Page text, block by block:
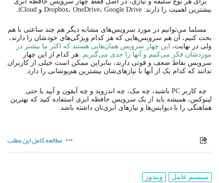
بیشترین اهمیت را دارند: Dropbox، OneDrive، Google Drive و iCloud.
مسلما می‌توانیم در مورد سرویس‌های مشابه دیگر هم چند ساعتی با هم
بحث کنیم، آن هم سرویس‌هایی که هر کدام ویژگی‌های خودشان را دارند،
ولی در نهایت،
این چهار سرویس همان‌هایی هستند که اکثر ما بیشتر در
موردشان فکر می‌کنیم و آنها را جدی می‌گیریم. هر کدام از این چهار
سرویس نقاط ضعف و قوتی دارند، بنابراین ممکن است خیلی از کاربران
ندانند که کدام یک از آنها با نیازهای‌شان بیشترین هم‌پوشانی را دارد.
چه کاربر PC باشید، چه مک، چه اندروید و چه آیفون و آیپد یا حتی
لینوکس، همیشه باید از یک سرویس حافظه ابری استفاده کنید که بهترین
هماهنگی را با دیوایس‌ها و نیازهای ابری‌تان داشته باشد.
مطالعه کامل این مطلب
سیستم عامل ویندوز